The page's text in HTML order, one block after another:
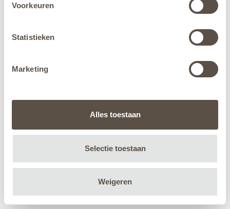
Voorkeuren
Statistieken
Marketing
Alles toestaan
Selectie toestaan
Weigeren